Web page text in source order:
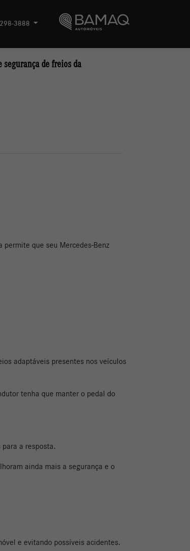
3888
segurança de freios da
permite que seu Mercedes-Benz
adaptáveis presentes nos veículos
tenha que manter o pedal do
a resposta.
ainda mais a segurança e o
e evitando possíveis acidentes.